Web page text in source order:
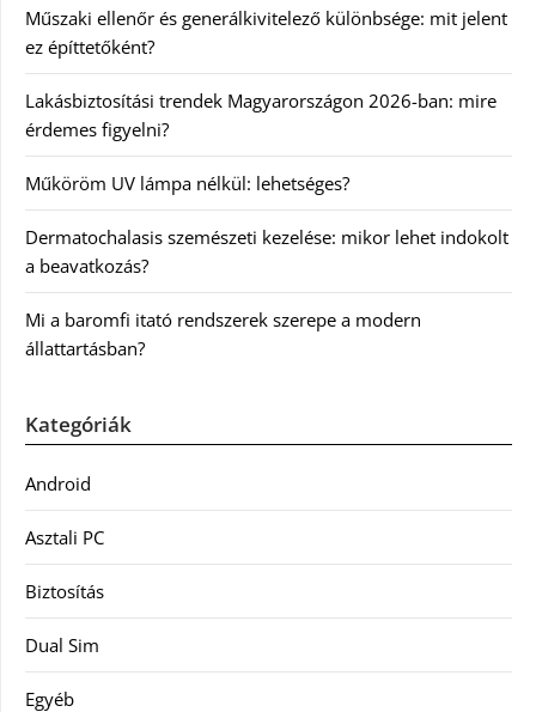
Műszaki ellenőr és generálkivitelező különbsége: mit jelent
ez építtetőként?
Lakásbiztosítási trendek Magyarországon 2026-ban: mire
érdemes figyelni?
Műköröm UV lámpa nélkül: lehetséges?
Dermatochalasis szemészeti kezelése: mikor lehet indokolt
a beavatkozás?
Mi a baromfi itató rendszerek szerepe a modern
állattartásban?
Kategóriák
Android
Asztali PC
Biztosítás
Dual Sim
Egyéb